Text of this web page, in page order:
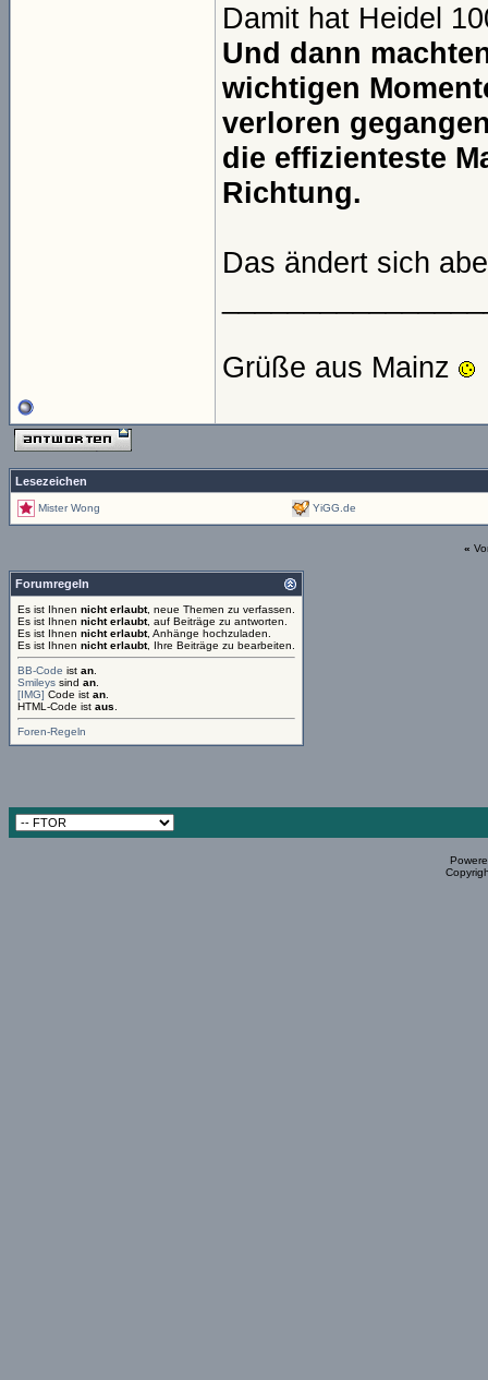
Damit hat Heidel
Und dann
wichtigen
verloren
die effizienteste
Richtung.
Das ändert sich
Grüße aus Mainz
Lesezeichen
Mister Wong YiGG.de
«
Forumregeln
Es ist Ihnen nicht erlaubt, neue Themen zu verfassen.
Es ist Ihnen nicht erlaubt, auf Beiträge zu antworten.
Es ist Ihnen nicht erlaubt, Anhänge hochzuladen.
Es ist Ihnen nicht erlaubt, Ihre Beiträge zu bearbeiten.
BB-Code ist an
Smileys sind an
[IMG] Code ist an
HTML-Code ist aus
Foren-Regeln